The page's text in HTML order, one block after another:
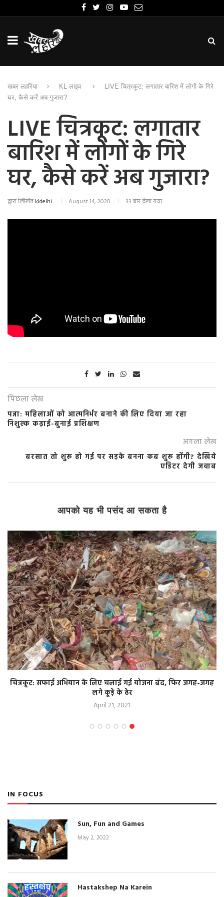
खबर लहरिया KL लाइव
LIVE चित्रकूट: लगातार बारिश में लोगों के गिरे
घर, कैसे करें अब गुजारा?
LIVE चित्रकूट: लगातार
बारिश में लोगों के गिरे
घर, कैसे करें अब गुजारा?
द्वारा लिखितkldelhi August 14, 2020 33 बार देखा गया
पिछला लेख
पन्ना: महिलाओं को आत्मनिर्भर बनाने की लिए दिया जा रहा
निशुल्क कढ़ाई-बुनाई प्रशिक्षण
अगला लेख
बरसात तो शुरू हो गई पर सड़के बनना कब शुरू होंगी? देखिये
एडिटर देगी जवाब
आपको यह भी पसंद आ सकता है
चित्रकूट: सफाई अभियान के लिए चलाई गई योजना बंद, फिर जगह-जगह
लगे कूड़े के ढेर
April 21, 2021
IN FOCUS
Sun, Fun and Games
May 2, 2022
Hastakshep Na Karein